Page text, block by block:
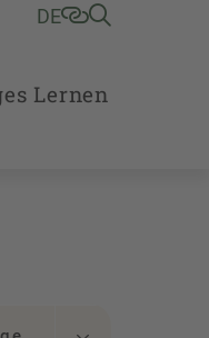
DE
Lernen